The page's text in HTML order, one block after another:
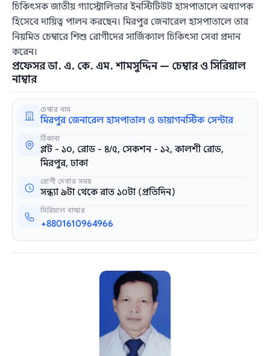
চিকিৎসক জাতীয় গ্যাস্ট্রোলিভার ইনস্টিটিউট হাসপাতালে অধ্যাপক
হিসেবে দায়িত্ব পালন করছেন। মিরপুর জেনারেল হাসপাতালে তার
নিয়মিত চেম্বারে শিশু রোগীদের সার্জিক্যাল চিকিৎসা সেবা প্রদান
করেন।
প্রফেসর ডা. এ. কে. এম. শামসুদ্দিন — চেম্বার ও সিরিয়াল
নাম্বার
চেম্বার নাম
মিরপুর জেনারেল হাসপাতাল ও ডায়াগনস্টিক সেন্টার
ঠিকানা
প্লট - ১০, রোড - ৪/৫, সেকশন - ১২, কালশী রোড,
মিরপুর, ঢাকা
রোগী দেখার সময়
সন্ধ্যা ৯টা থেকে রাত ১০টা (প্রতিদিন)
সিরিয়াল নাম্বার
+8801610964966